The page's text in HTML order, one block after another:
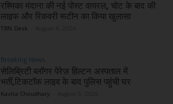
रश्मिका मंदाना की नई पोस्ट वायरल, चोट के बाद की
लाइफ और रिकवरी रूटीन का किया खुलासा
TBN Desk
Breaking News
सेलिब्रिटी ब्लॉगर पेरेज़ हिल्टन अस्पताल में
भर्ती,टिकटॉक लाइव के बाद पुलिस पहुंची घर
Kavita Choudhary